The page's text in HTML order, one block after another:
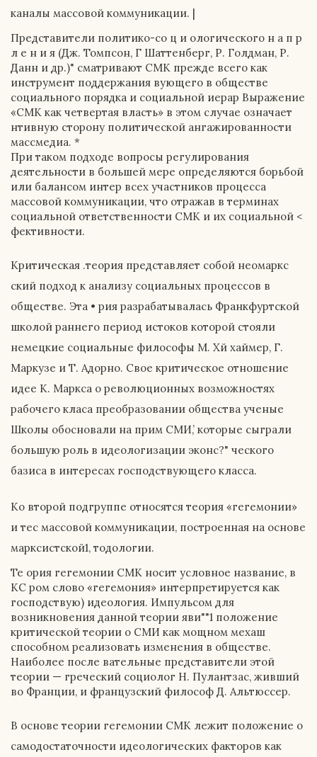
каналы массовой коммуникации. |
Представители политико-со ц и ологического н а п р
л е н и я (Дж. Томпсон, Г Шаттенберг, Р. Голдман, Р.
Данн и др.)" сматривают СМК прежде всего как
инструмент поддержания вующего в обществе
социального порядка и социальной иерар Выражение
«СМК как четвертая власть» в этом случае означает
нтивную сторону политической ангажированности
массмедиа. *
При таком подходе вопросы регулирования
деятельности в большей мере определяются борьбой
или балансом интер всех участников процесса
массовой коммуникации, что отражав в терминах
социальной ответственности СМК и их социальной <
фективности.
Критическая .теория представляет собой неомаркс
ский подход к анализу социальных процессов в
обществе. Эта • рия разрабатывалась Франкфуртской
школой раннего период истоков которой стояли
немецкие социальные философы М. Хй хаймер, Г.
Маркузе и Т. Адорно. Свое критическое отношение
идее К. Маркса о революционных возможностях
рабочего класа преобразовании общества ученые
Школы обосновали на прим СМИ,’ которые сыграли
большую роль в идеологизации эконс?" ческого
базиса в интересах господствующего класса.
Ко второй подгруппе относятся теория «гегемонии»
и тес массовой коммуникации, построенная на основе
марксистской1, тодологии.
Те ория гегемонии СМК носит условное название, в
КС ром слово «гегемония» интерпретируется как
господствую) идеология. Импульсом для
возникновения данной теории яви""1 положение
критической теории о СМИ как мощном мехаш
способном реализовать изменения в обществе.
Наиболее после вательные представители этой
теории — греческий социолог Н. Пулантзас, живший
во Франции, и французский философ Д. Альтюссер.
В основе теории гегемонии СМК лежит положение о
самодостаточности идеологических факторов как